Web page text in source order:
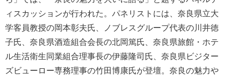
ィスカッションが行われた。パネリストには、奈良県立大
学客員教授の岡本彰夫氏、ノブレスグループ代表の川井徳
子氏、奈良県酒造組合会長の北岡篤氏、奈良県旅館・ホテ
ル生活衛生同業組合理事長の伊藤隆司氏、奈良県ビジター
ズビューロー専務理事の竹田博康氏が登壇。奈良の魅力や